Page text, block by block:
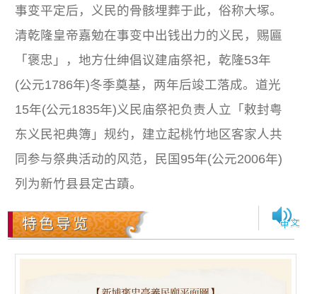
事变平定后，义民的骨骸埋葬于此，俗称大塚。
清乾隆皇帝嘉勉在事变中出钱出力的义民，赐匾
「褒忠」，地方仕绅倡议建庙祭祀，乾隆53年
(公元1786年)冬季奠基，两年后竣工落成。道光
15年(公元1835年)义民庙祭祀负责人立「敕封粤
东义民祀典簿」规约，建立起桃竹地区客家人共
同参与祭典活动的风范，民国95年(公元2006年)
列为新竹县县定古蹟。
特色导览